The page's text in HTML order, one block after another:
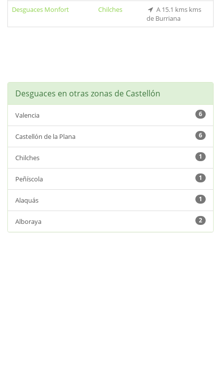
Desguaces Monfort
Chilches
A 15.1 kms kms
de Burriana
Desguaces en otras zonas de Castellón
Valencia 6
Castellón de la Plana 6
Chilches 1
Peñíscola 1
Alaquás 1
Alboraya 2